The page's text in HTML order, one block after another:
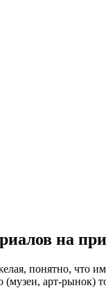
на
понятно, что
арт-рынок)